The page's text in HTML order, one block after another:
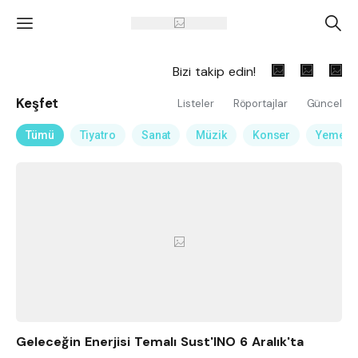
' A
Bizi takip edin!
Keşfet Listeler Röportajlar Güncel
Tümü Tiyatro Sanat Müzik Konser Yemek
Geleceğin Enerjisi Temalı Sust'INO 6 Aralık'ta